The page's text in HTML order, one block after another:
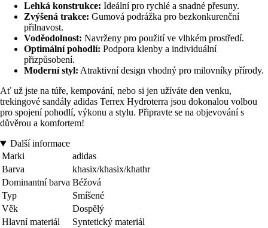
Lehká konstrukce: Ideální pro rychlé a snadné přesuny.
Zvýšená trakce: Gumová podrážka pro bezkonkurenční
přilnavost.
Voděodolnost: Navrženy pro použití ve vlhkém prostředí.
Optimální pohodlí: Podpora klenby a individuální
přizpůsobení.
Moderní styl: Atraktivní design vhodný pro milovníky přírody.
Ať už jste na túře, kempování, nebo si jen užíváte den venku,
trekingové sandály adidas Terrex Hydroterra jsou dokonalou volbou
pro spojení pohodlí, výkonu a stylu. Připravte se na objevování s
důvěrou a komfortem!
Další informace
Marki
adidas
Barva
khasix/khasix/khathr
Dominantní barva Béžová
Typ
Smíšené
Věk
Dospělý
Hlavní materiál
Syntetický materiál